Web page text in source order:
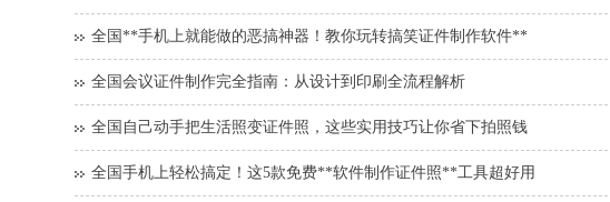
全国**手机上就能做的恶搞神器！教你玩转搞笑证件制作软件**
全国会议证件制作完全指南：从设计到印刷全流程解析
全国自己动手把生活照变证件照，这些实用技巧让你省下拍照钱
全国手机上轻松搞定！这5款免费**软件制作证件照**工具超好用